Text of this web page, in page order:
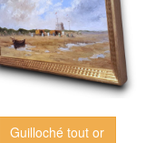
Guilloché tout or